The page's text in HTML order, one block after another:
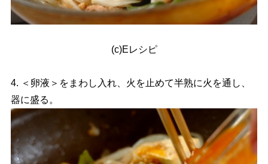
(c)Eレシピ
4. ＜卵液＞をまわし入れ、火を止めて半熟に火を通し、
器に盛る。